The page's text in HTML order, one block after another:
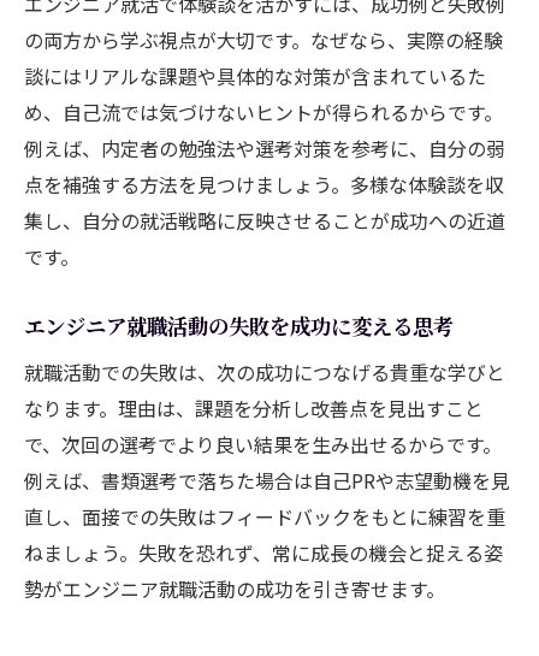
の両方から学ぶ視点が大切です。なぜなら、実際の経験
談にはリアルな課題や具体的な対策が含まれているた
め、自己流では気づけないヒントが得られるからです。
例えば、内定者の勉強法や選考対策を参考に、自分の弱
点を補強する方法を見つけましょう。多様な体験談を収
集し、自分の就活戦略に反映させることが成功への近道
です。
エンジニア就職活動の失敗を成功に変える思考
就職活動での失敗は、次の成功につなげる貴重な学びと
なります。理由は、課題を分析し改善点を見出すこと
で、次回の選考でより良い結果を生み出せるからです。
例えば、書類選考で落ちた場合は自己PRや志望動機を見
直し、面接での失敗はフィードバックをもとに練習を重
ねましょう。失敗を恐れず、常に成長の機会と捉える姿
勢がエンジニア就職活動の成功を引き寄せます。